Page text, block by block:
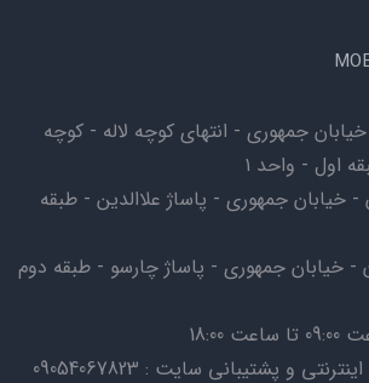
جمهوری - انتهای کوچه لاله - کوچه
- خیابان جمهوری - پاساژ علاالدین - طبقه
- خیابان جمهوری - پاساژ چارسو - طبقه دوم
و پشتیبانی سایت : 09054067823